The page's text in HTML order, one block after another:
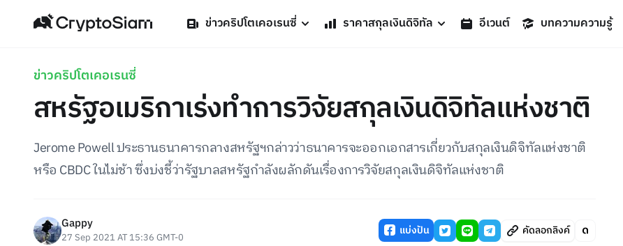
ข่าวคริปโตเคอเรนซี่ ราคาสกุลเงินดิจิทัล อีเวนต์ บทความความรู้
ข่าวคริปโตเคอเรนซี่
สหรัฐอเมริกาเร่งทำการวิจัยสกุลเงินดิจิทัลแห่งชาติ
Jerome Powell ประธานธนาคารกลางสหรัฐฯกล่าวว่าธนาคารจะออกเอกสารเกี่ยวกับสกุลเงินดิจิทัลแห่งชาติ
หรือ CBDC ในไม่ช้า ซึ่งบ่งชี้ว่ารัฐบาลสหรัฐกำลังผลักดันเรื่องการวิจัยสกุลเงินดิจิทัลแห่งชาติ
Gappy
27 Sep 2021 AT 15:36 GMT-0 แบ่งปัน คัดลอกลิงค์